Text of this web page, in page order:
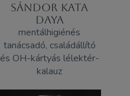
SÁNDOR KATA
DAYA
mentálhigiénés
tanácsadó, családállító
és OH-kártyás lélektér-
kalauz